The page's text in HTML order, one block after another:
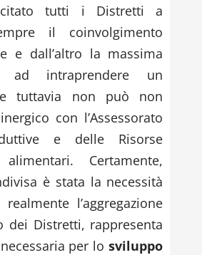
tutti i Distretti a
il coinvolgimento
e dall’altro la massima
ad intraprendere un
tuttavia non può non
con l’Assessorato
e delle Risorse
Certamente,
è stata la necessità
l’aggregazione
dei Distretti, rappresenta
per losviluppo